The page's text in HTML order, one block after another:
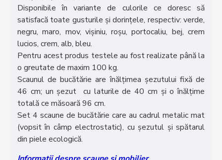
Disponibile în variante de culorile ce doresc să
satisfacă toate gusturile și dorințele, respectiv: verde,
negru, maro, mov, vișiniu, roșu, portocaliu, bej, crem
lucios, crem, alb, bleu.
Pentru acest produs testele au fost realizate până la
o greutate de maxim 100 kg.
Scaunul de bucătărie are înălțimea șezutului fixă de
46 cm; un șezut cu laturile de 40 cm și o înălțime
totală ce măsoară 96 cm.
Set 4 scaune de bucătărie care au cadrul metalic mat
(vopsit în câmp electrostatic), cu șezutul și spătarul
din piele ecologică.